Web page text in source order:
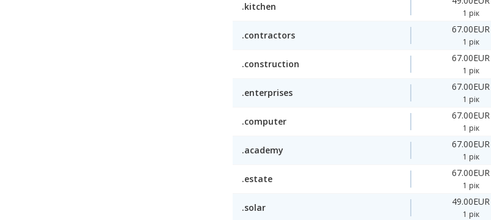
.kitchen
1 рік
.contractors
67.00EUR
1 рік
.construction
67.00EUR
1 рік
.enterprises
67.00EUR
1 рік
.computer
67.00EUR
1 рік
.academy
67.00EUR
1 рік
.estate
67.00EUR
1 рік
.solar
49.00EUR
1 рік